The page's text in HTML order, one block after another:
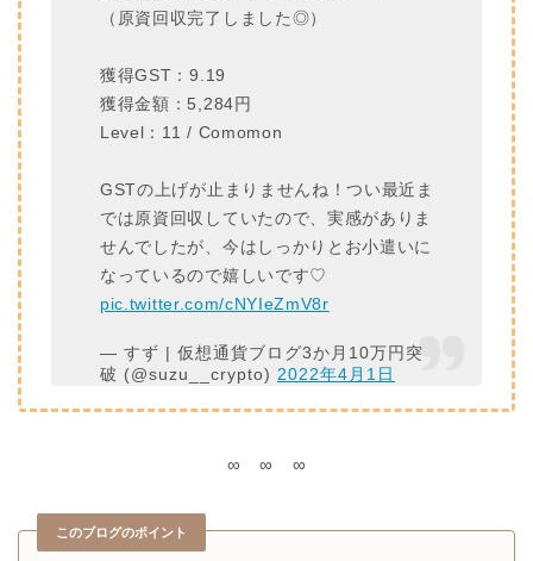
（原資回収完了しました◎）
獲得GST：9.19
獲得金額：5,284円
Level：11 / Comomon
GSTの上げが止まりませんね！つい最近ま
では原資回収していたので、実感がありま
せんでしたが、今はしっかりとお小遣いに
なっているので嬉しいです♡
pic.twitter.com/cNYIeZmV8r
— すず | 仮想通貨ブログ3か月10万円突
破 (@suzu__crypto) 2022年4月1日
∞ ∞ ∞
このブログのポイント